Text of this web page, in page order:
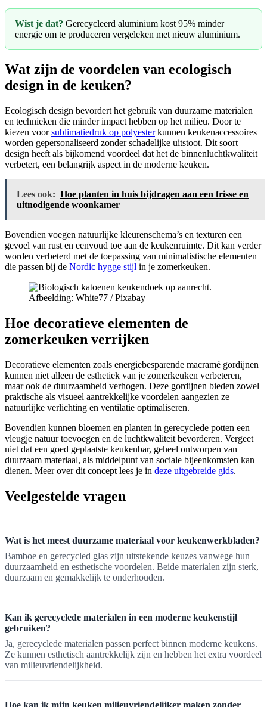
Wist je dat? Gerecycleerd aluminium kost 95% minder
energie om te produceren vergeleken met nieuw aluminium.
Wat zijn de voordelen van ecologisch
design in de keuken?
Ecologisch design bevordert het gebruik van duurzame materialen
en technieken die minder impact hebben op het milieu. Door te
kiezen voorsublimatiedruk op polyesterkunnen keukenaccessoires
worden gepersonaliseerd zonder schadelijke uitstoot. Dit soort
design heeft als bijkomend voordeel dat het de binnenluchtkwaliteit
verbetert, een belangrijk aspect in de moderne keuken.
Lees ook: Hoe planten in huis bijdragen aan een frisse en
uitnodigende woonkamer
Bovendien voegen natuurlijke kleurenschema’s en texturen een
gevoel van rust en eenvoud toe aan de keukenruimte. Dit kan verder
worden verbeterd met de toepassing van minimalistische elementen
die passen bij de Nordic hygge stijl in je zomerkeuken.
Afbeelding: White77 / Pixabay
Hoe decoratieve elementen de
zomerkeuken verrijken
Decoratieve elementen zoals energiebesparende macramé gordijnen
kunnen niet alleen de esthetiek van je zomerkeuken verbeteren,
maar ook de duurzaamheid verhogen. Deze gordijnen bieden zowel
praktische als visueel aantrekkelijke voordelen aangezien ze
natuurlijke verlichting en ventilatie optimaliseren.
Bovendien kunnen bloemen en planten in gerecyclede potten een
vleugje natuur toevoegen en de luchtkwaliteit bevorderen. Vergeet
niet dat een goed geplaatste keukenbar, geheel ontworpen van
duurzaam materiaal, als middelpunt van sociale bijeenkomsten kan
dienen. Meer over dit concept lees je in deze uitgebreide gids.
Veelgestelde vragen
Wat is het meest duurzame materiaal voor keukenwerkbladen?
Bamboe en gerecycled glas zijn uitstekende keuzes vanwege hun
duurzaamheid en esthetische voordelen. Beide materialen zijn sterk,
duurzaam en gemakkelijk te onderhouden.
Kan ik gerecyclede materialen in een moderne keukenstijl
gebruiken?
Ja, gerecyclede materialen passen perfect binnen moderne keukens.
Ze kunnen esthetisch aantrekkelijk zijn en hebben het extra voordeel
van milieuvriendelijkheid.
Hoe kan ik mijn keuken milieuvriendelijker maken zonder